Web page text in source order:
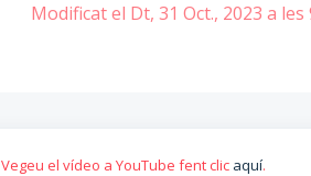
Modificat el Dt, 31 Oct., 2023 a les
Vegeu el vídeo a YouTube fent clic aquí.